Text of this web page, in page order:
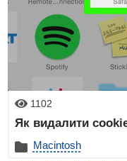
1102
Як видалити
Macintosh